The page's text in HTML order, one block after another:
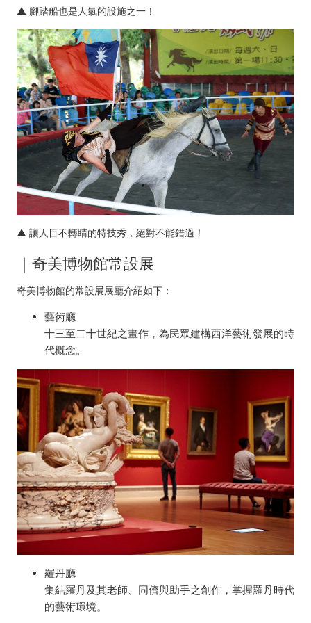
▲ 腳踏船也是人氣的設施之一！
▲ 讓人目不轉睛的特技秀，絕對不能錯過！
｜奇美博物館常設展
奇美博物館的常設展展廳介紹如下：
藝術廳
十三至二十世紀之畫作，為民眾建構西洋藝術發展的時
代概念。
羅丹廳
集結羅丹及其老師、同儕與助手之創作，掌握羅丹時代
的藝術環境。